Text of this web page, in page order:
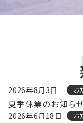
2026年8月3日 お
夏季休業のお知ら
2026年6月18日 お